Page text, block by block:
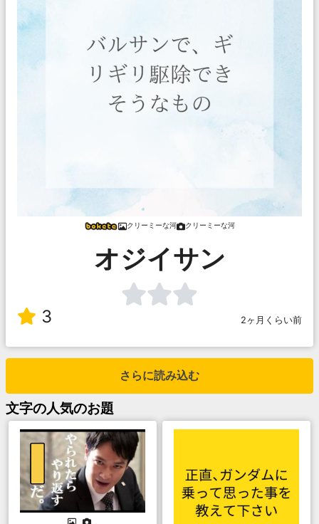
クリーミーな河 クリーミーな河
オジイサン
3 2ヶ月くらい前
さらに読み込む
文字の人気のお題